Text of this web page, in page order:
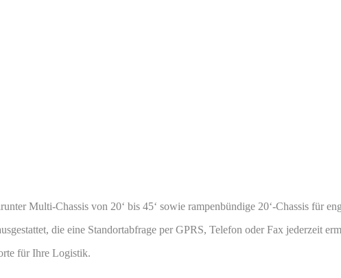
Multi-Chassis von 20‘ bis 45‘ sowie rampenbündige 20‘-Chassis für
die eine Standortabfrage per GPRS, Telefon oder Fax jederzeit
für Ihre Logistik.